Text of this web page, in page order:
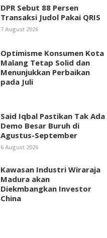
DPR Sebut 88 Persen
Transaksi Judol Pakai QRIS
7 August 2026
Optimisme Konsumen Kota
Malang Tetap Solid dan
Menunjukkan Perbaikan
pada Juli
Said Iqbal Pastikan Tak Ada
Demo Besar Buruh di
Agustus-September
6 August 2026
Kawasan Industri Wiraraja
Madura akan
Diekmbangkan Investor
China